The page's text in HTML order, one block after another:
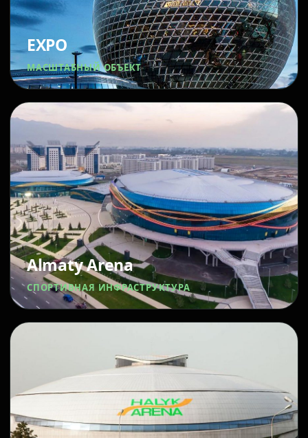
EXPO
МАСШТАБНЫЙ ОБЪЕКТ
Almaty Arena
СПОРТИВНАЯ ИНФРАСТРУКТУРА